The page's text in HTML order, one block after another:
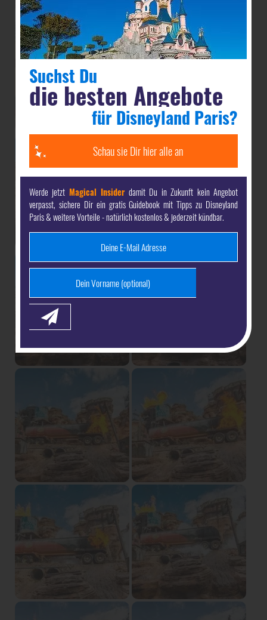
Suchst Du
die besten Angebote
für Disneyland Paris?
Schau sie Dir hier alle an
Werde jetzt Magical Insider damit Du in Zukunft kein Angebot
verpasst, sichere Dir ein gratis Guidebook mit Tipps zu Disneyland
Paris & weitere Vorteile - natürlich kostenlos & jederzeit kündbar.